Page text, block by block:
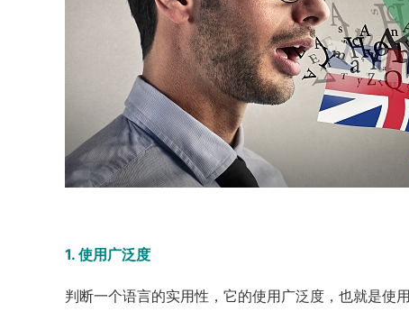
1. 使用广泛度
判断一个语言的实用性，它的使用广泛度，也就是使